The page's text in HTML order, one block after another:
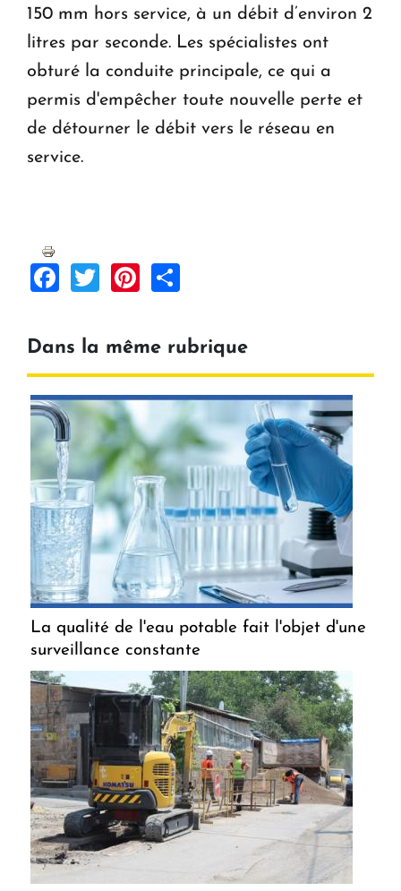
150 mm hors service, à un débit d’environ 2
litres par seconde. Les spécialistes ont
obturé la conduite principale, ce qui a
permis d'empêcher toute nouvelle perte et
de détourner le débit vers le réseau en
service.
Facebook
TwitterPinterest
Dans la même rubrique
La qualité de l'eau potable fait l'objet d'une
surveillance constante